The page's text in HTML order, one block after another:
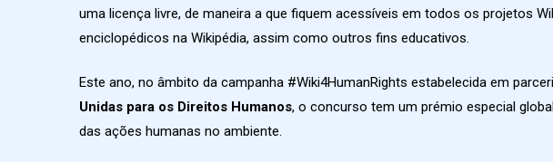
uma licença livre, de maneira a que fiquem acessíveis em todos os projetos
enciclopédicos na Wikipédia, assim como outros fins educativos.
Este ano, no âmbito da campanha #Wiki4HumanRights estabelecida em
Unidas para os Direitos Humanos, o concurso tem um prémio especial
das ações humanas no ambiente.